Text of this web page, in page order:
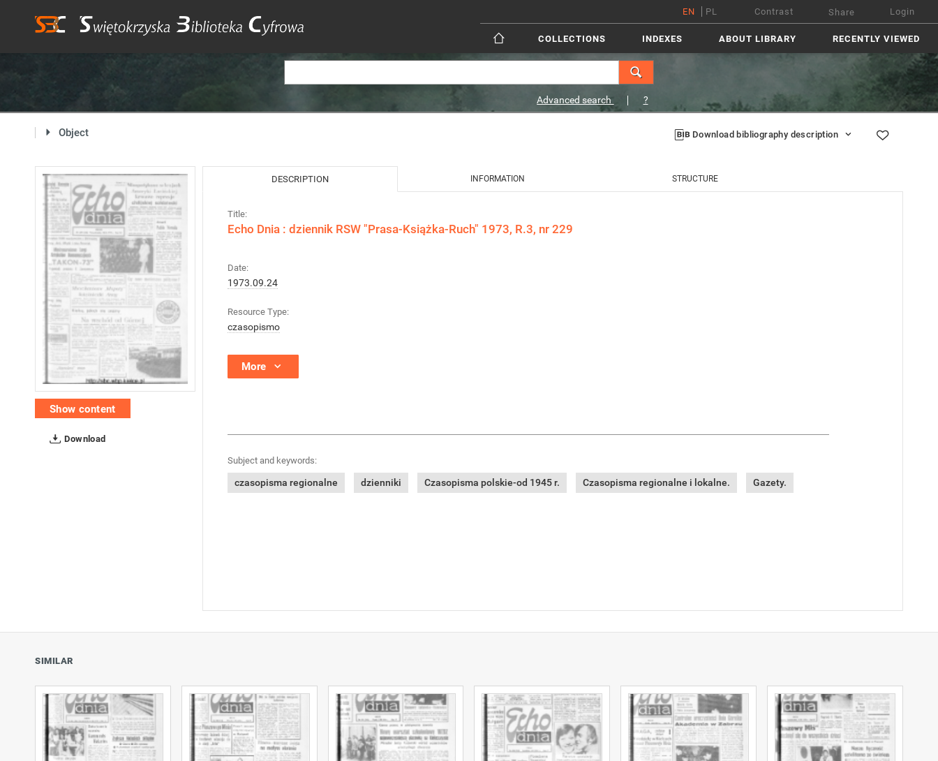
EN PL Contrast Share Login
COLLECTIONS INDEXES ABOUT LIBRARY RECENTLY VIEWED
Advanced search ?
Object Download bibliography description
Show content
Download
DESCRIPTION INFORMATION STRUCTURE
Title:
Echo Dnia : dziennik RSW "Prasa-Książka-Ruch" 1973, R.3, nr 229
Date:
1973.09.24
Resource Type:
czasopismo
More
Subject and keywords:
czasopisma regionalne dzienniki Czasopisma polskie-od 1945 r. Czasopisma regionalne i lokalne. Gazety.
SIMILAR